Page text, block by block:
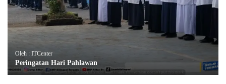
Oleh : ITCenter
Peringatan Hari Pahlawan